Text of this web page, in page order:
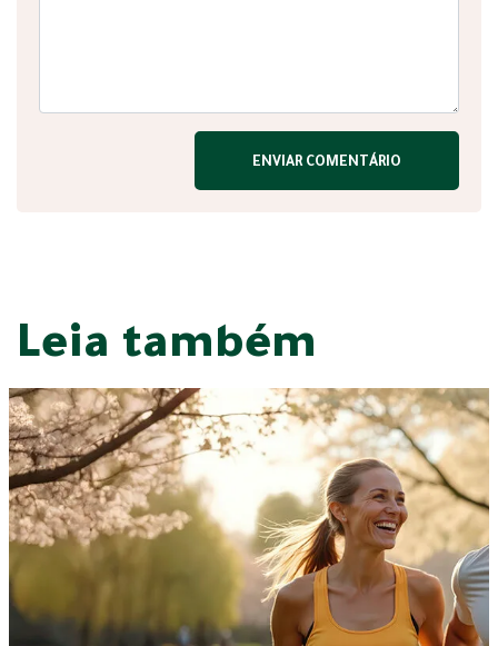
Leia também